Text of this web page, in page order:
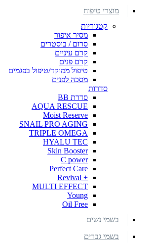
מוצרי טיפוח
קטגוריות
מסיר איפור
סרום / בוסטרים
קרם עיניים
קרם פנים
טיפול ממוקד/טיפול בפגמים
מסכה לפנים
סדרות
סדרת BB
AQUA RESCUE
Moist Reserve
SNAIL PRO AGING
TRIPLE OMEGA
HYALU TEC
Skin Booster
C power
Perfect Care
+ Revival
MULTI EFFECT
Young
Oil Free
בשמי נשים
בשמי גברים